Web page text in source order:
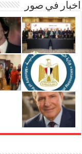
اخبار في صور